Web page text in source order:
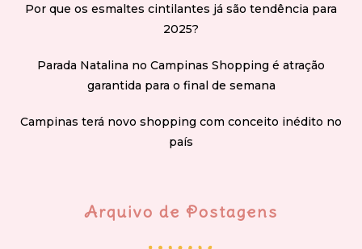
Por que os esmaltes cintilantes já são tendência para
2025?
Parada Natalina no Campinas Shopping é atração
garantida para o final de semana
Campinas terá novo shopping com conceito inédito no
país
Arquivo de Postagens